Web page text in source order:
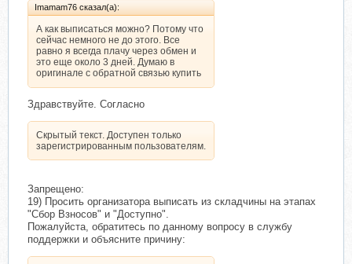
Imamam76 сказал(а):
А как выписаться можно? Потому что
сейчас немного не до этого. Все
равно я всегда плачу через обмен и
это еще около 3 дней. Думаю в
оригинале с обратной связью купить
Здравствуйте. Согласно
Скрытый текст. Доступен только
зарегистрированным пользователям.
Запрещено:
19) Просить организатора выписать из складчины на этапах
"Сбор Взносов" и "Доступно".
Пожалуйста, обратитесь по данному вопросу в службу
поддержки и объясните причину: